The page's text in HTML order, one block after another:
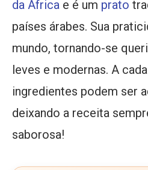
da África e é um prato
países árabes. Sua
mundo, tornando-se
leves e modernas. A
ingredientes podem ser
deixando a receita
saborosa!